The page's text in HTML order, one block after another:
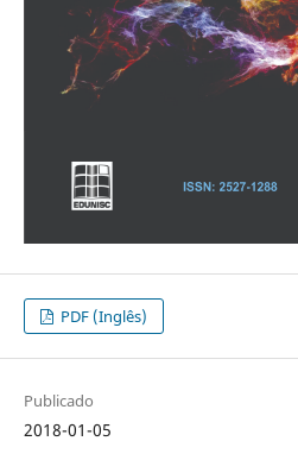
PDF (Inglês)
Publicado
2018-01-05